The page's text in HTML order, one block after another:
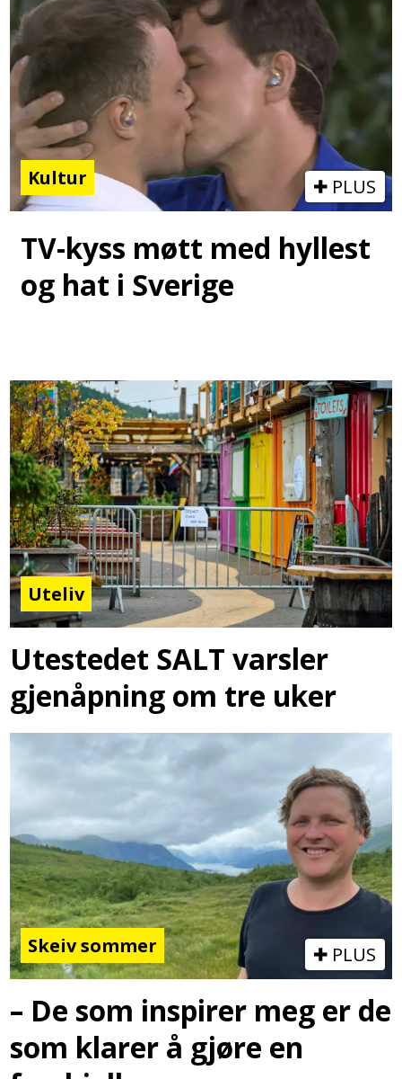
Kultur PLUS
TV-kyss møtt med hyllest
og hat i Sverige
Uteliv
Utestedet SALT varsler
gjenåpning om tre uker
Skeiv sommer PLUS
– De som inspirer meg er de
som klarer å gjøre en